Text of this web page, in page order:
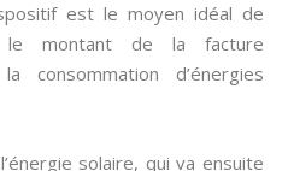
est le moyen idéal de
le montant de la facture
consommation d’énergies
solaire, qui va ensuite